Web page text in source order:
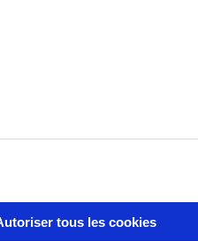
tous les cookies